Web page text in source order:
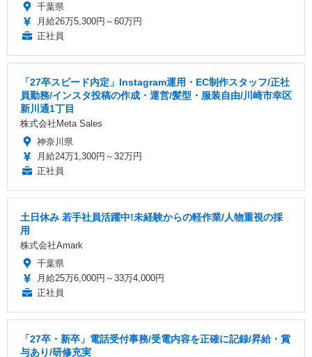
千葉県
月給26万5,300円～60万円
正社員
「27卒スピード内定」Instagram運用・EC制作スタッフ/正社
員勤務/インスタ投稿の作成・運営/髪型・服装自由/川崎市幸区
新川通1丁目
株式会社Meta Sales
神奈川県
月給24万1,300円～32万円
正社員
土日休み 若手社員活躍中!未経験からの軽作業/人物重視の採
用
株式会社Amark
千葉県
月給25万6,000円～33万4,000円
正社員
「27卒・新卒」電話受付事務/受電内容を正確に記録/昇給・賞
与あり/研修充実